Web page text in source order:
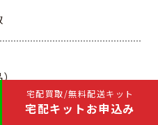
宅配買取/無料配送キット
宅配キットお申込み
）